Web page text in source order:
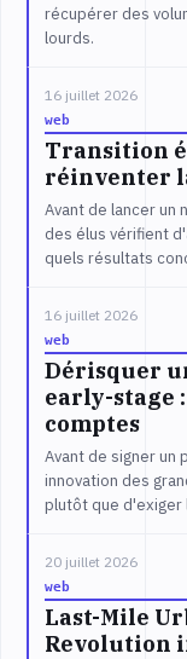
récupérer des
lourds.
16 juillet 2026
web
Transition
réinventer
Avant de lancer un
des élus vérifient
quels résultats
16 juillet 2026
web
Dérisquer
early-stage
comptes
Avant de signer un
innovation des
plutôt que d'exiger
20 juillet 2026
web
Last-Mile
Revolution